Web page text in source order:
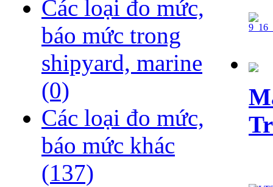
Các loại đo mức,
báo mức trong
shipyard, marine
(0)
Các loại đo mức,
báo mức khác
(137)